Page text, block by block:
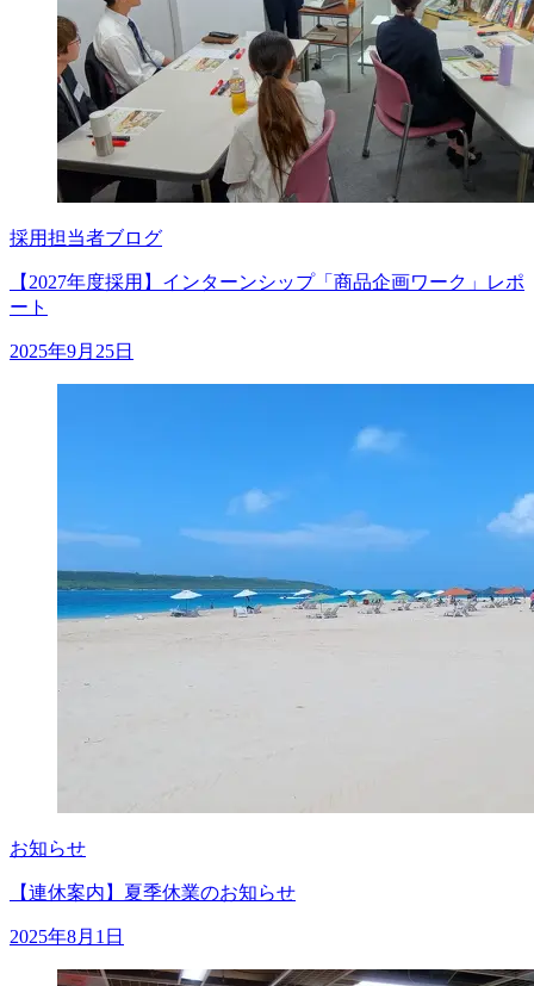
採用担当者ブログ
【2027年度採用】インターンシップ「商品企画ワーク」レポ
ート
2025年9月25日
お知らせ
【連休案内】夏季休業のお知らせ
2025年8月1日